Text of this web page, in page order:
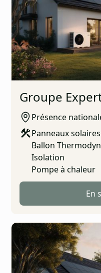
Groupe
Présence
Panneaux solaires
Ballon
Isolation
Pompe à chaleur
En